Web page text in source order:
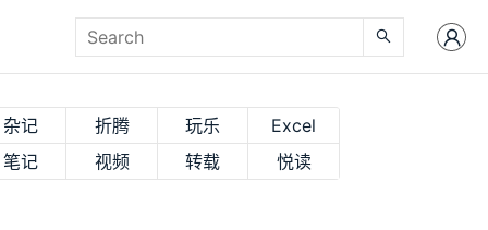
杂记 折腾 玩乐
Excel
笔记
视频 转载 悦读